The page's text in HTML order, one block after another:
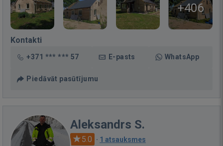
+406
Kontakti
+371 *** *** 57 E-pasts WhatsApp
Piedāvāt pasūtījumu
Aleksandrs S.
5.0 · 1 atsauksmes